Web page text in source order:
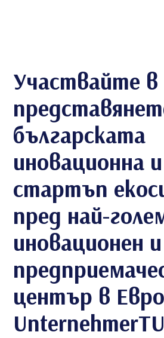
Участвайте в
българската
иновационна и
стартъп
пред най-
иновационен и
център в